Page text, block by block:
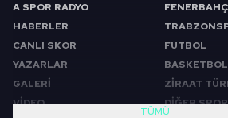
A SPOR RADYO
HABERLER
CANLI SKOR
YAZARLAR
GALERİ
VİDEO
FUTBOL
BASKETBOL
ZİRAAT
DİĞER
TÜMÜ